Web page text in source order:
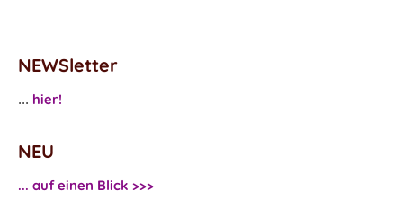
NEWSletter
... hier!
NEU
... auf einen Blick >>>